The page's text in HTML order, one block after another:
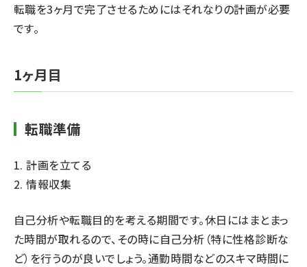
転職を3ヶ月で完了させるためにはそれなりの計画が必要
です。
1ヶ月目
転職準備
1. 計画を立てる
2. 情報収集
自己分析や転職目的を考える期間です。休日にはまとまっ
た時間が取れるので、その時に自己分析（特に性格診断な
ど）を行うのが良いでしょう。通勤時間などのスキマ時間に